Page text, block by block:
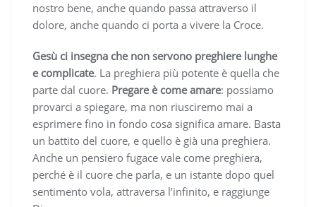
nostro bene, anche quando passa attraverso il
dolore, anche quando ci porta a vivere la Croce.
Gesù ci insegna che non servono preghiere lunghe
e complicate. La preghiera più potente è quella che
parte dal cuore. Pregare è come amare: possiamo
provarci a spiegare, ma non riusciremo mai a
esprimere fino in fondo cosa significa amare. Basta
un battito del cuore, e quello è già una preghiera.
Anche un pensiero fugace vale come preghiera,
perché è il cuore che parla, e un istante dopo quel
sentimento vola, attraversa l’infinito, e raggiunge